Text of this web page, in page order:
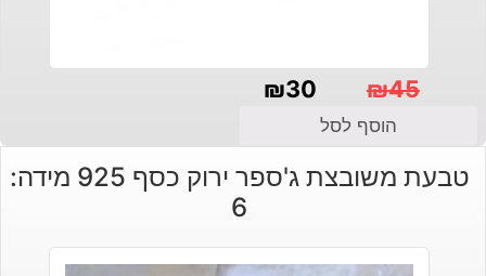
₪45
המקורי
היה:
₪30
הנוכחי
הוא:
הוסף לסל
טבעת משובצת ג'ספר ירוק כסף 925 מידה:
6